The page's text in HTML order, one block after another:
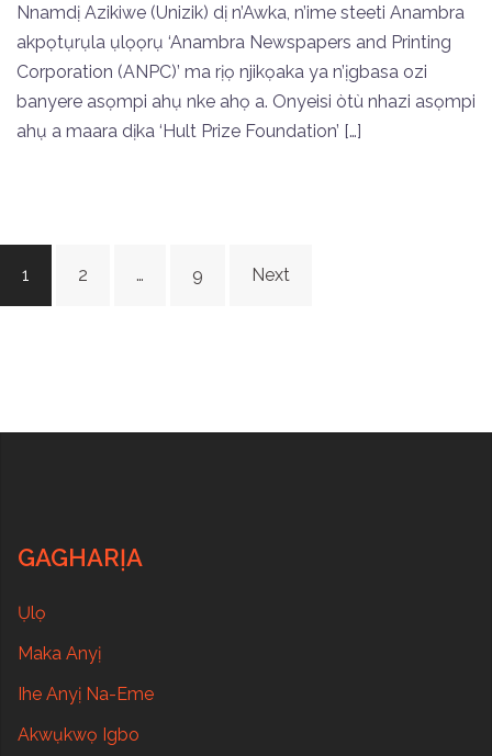
Nnamdị Azikiwe (Unizik) dị n’Awka, n’ime steeti Anambra
akpọtụrụla ụlọọrụ ‘Anambra Newspapers and Printing
Corporation (ANPC)’ ma rịọ njikọaka ya n’ịgbasa ozi
banyere asọmpi ahụ nke ahọ a. Onyeisi òtù nhazi asọmpi
ahụ a maara dịka ‘Hult Prize Foundation’ […]
navigation
1 2 … 9 Next
GAGHARỊA
Ụlọ
Maka Anyị
Ihe Anyị Na-Eme
Akwụkwọ Igbo